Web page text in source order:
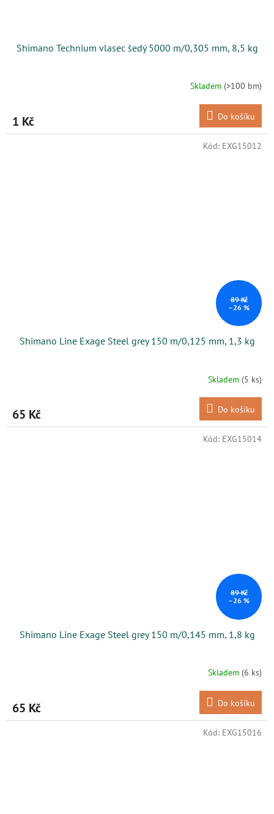
Shimano Technium vlasec šedý 5000 m/0,305 mm, 8,5 kg
Skladem (>100 bm)
1 Kč Do košíku
89 Kč
–26 %
Shimano Line Exage Steel grey 150 m/0,125 mm, 1,3 kg
Skladem (5 ks)
65 Kč Do košíku
Kód: EXG15012
89 Kč
–26 %
Shimano Line Exage Steel grey 150 m/0,145 mm, 1,8 kg
Skladem (6 ks)
65 Kč Do košíku
Kód: EXG15014
Kód: EXG15016